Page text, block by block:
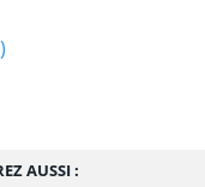
AUSSI :